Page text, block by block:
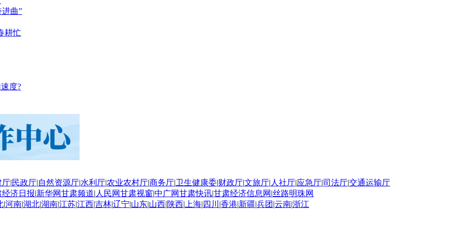
曲”
耕忙
度?
厅|民政厅|自然资源厅|水利厅|农业农村厅|商务厅|卫生健康委|财政厅|文旅厅| 人社厅|应急厅|司法厅|交通运输厅
经济日报|新华网甘肃频道| 人民网甘肃视窗|中广网甘肃快讯|甘肃经济信息网 |丝路明珠网
|河南|湖北|湖南|江苏|江西|吉林|辽宁|山东|山西|陕西| 上海| 四川 |香港|新疆|兵团 |云南|浙江